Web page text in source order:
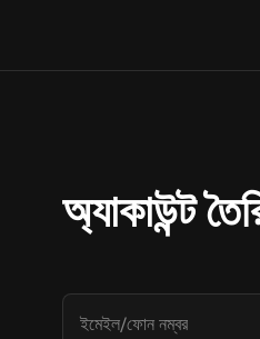
অ্যাকাউন্ট
ইমেইল/ফোন নম্বর